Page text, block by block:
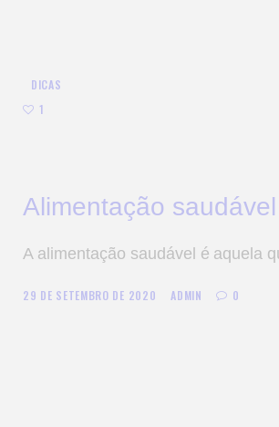
DICAS
1
Alimentação saudável
A alimentação saudável é aquela
29 DE SETEMBRO DE 2020 ADMIN 0